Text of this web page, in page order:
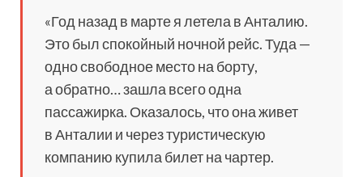
«Год назад в марте я летела в Анталию.
Это был спокойный ночной рейс. Туда —
одно свободное место на борту,
а обратно… зашла всего одна
пассажирка. Оказалось, что она живет
в Анталии и через туристическую
компанию купила билет на чартер.